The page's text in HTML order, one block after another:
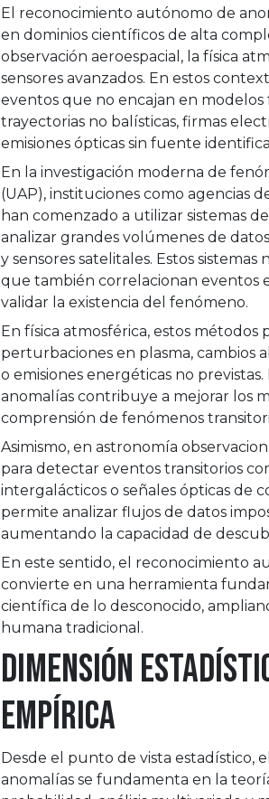
El reconocimiento autónomo de
en dominios científicos de alta
observación aeroespacial, la física
sensores avanzados. En estos
eventos que no encajan en modelos
trayectorias no balísticas, firmas
emisiones ópticas sin fuente
En la investigación moderna de
(UAP), instituciones como agencias
han comenzado a utilizar sistemas
analizar grandes volúmenes de
y sensores satelitales. Estos
que también correlacionan eventos
validar la existencia del fenómeno.
En física atmosférica, estos
perturbaciones en plasma, cambios
o emisiones energéticas no
anomalías contribuye a mejorar los
comprensión de fenómenos
Asimismo, en astronomía
para detectar eventos transitorios
intergalácticos o señales ópticas de
permite analizar flujos de datos
aumentando la capacidad de
En este sentido, el reconocimiento
convierte en una herramienta
científica de lo desconocido,
humana tradicional.
Dimensión
empírica
Desde el punto de vista estadístico,
anomalías se fundamenta en la